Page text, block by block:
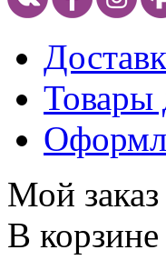
Товары
Мой заказ
В корзине